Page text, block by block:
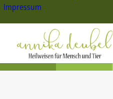
Impressum